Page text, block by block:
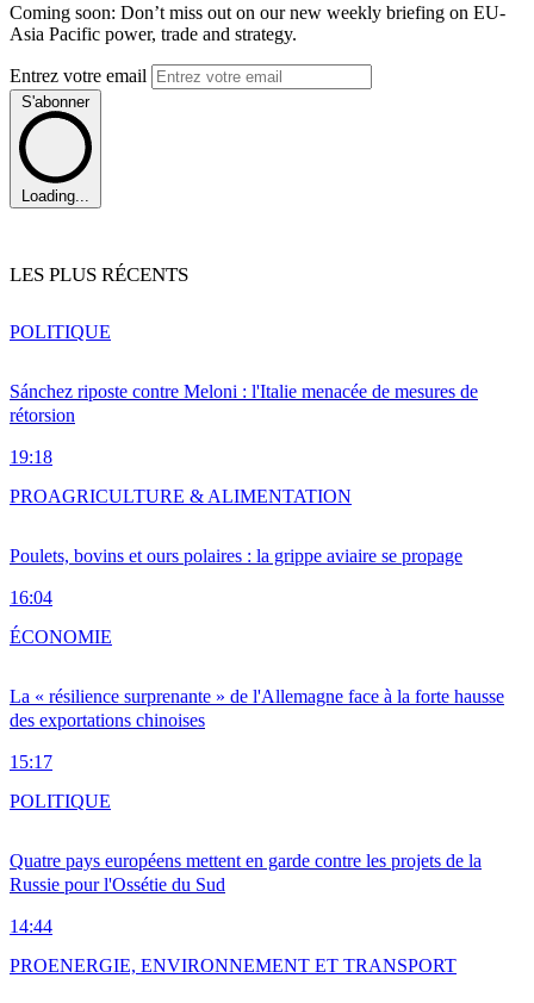
Coming soon: Don’t miss out on our new weekly briefing on EU-
Asia Pacific power, trade and strategy.
Entrez votre email
S'abonner
Loading...
LES PLUS RÉCENTS
Sánchez riposte contre Meloni : l'Italie menacée de mesures de
rétorsion
19:18
POLITIQUE
Poulets, bovins et ours polaires : la grippe aviaire se propage
16:04
PROAGRICULTURE & ALIMENTATION
La « résilience surprenante » de l'Allemagne face à la forte hausse
des exportations chinoises
15:17
ÉCONOMIE
Quatre pays européens mettent en garde contre les projets de la
Russie pour l'Ossétie du Sud
14:44
POLITIQUE
PROENERGIE, ENVIRONNEMENT ET TRANSPORT